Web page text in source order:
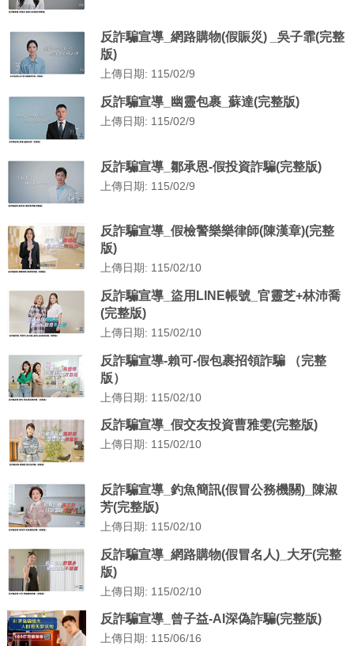
反詐騙宣導_網路購物(假賑災) _吳子霏(完整
版)
上傳日期: 115/02/9
反詐騙宣導_幽靈包裹_蘇達(完整版)
上傳日期: 115/02/9
反詐騙宣導_鄒承恩-假投資詐騙(完整版)
上傳日期: 115/02/9
反詐騙宣導_假檢警樂樂律師(陳漢章)(完整
版)
上傳日期: 115/02/10
反詐騙宣導_盜用LINE帳號_官靈芝+林沛喬
(完整版)
上傳日期: 115/02/10
反詐騙宣導-賴可-假包裹招領詐騙 （完整
版）
上傳日期: 115/02/10
反詐騙宣導_假交友投資曹雅雯(完整版)
上傳日期: 115/02/10
反詐騙宣導_釣魚簡訊(假冒公務機關)_陳淑
芳(完整版)
上傳日期: 115/02/10
反詐騙宣導_網路購物(假冒名人)_大牙(完整
版)
上傳日期: 115/02/10
反詐騙宣導_曾子益-AI深偽詐騙(完整版)
上傳日期: 115/06/16